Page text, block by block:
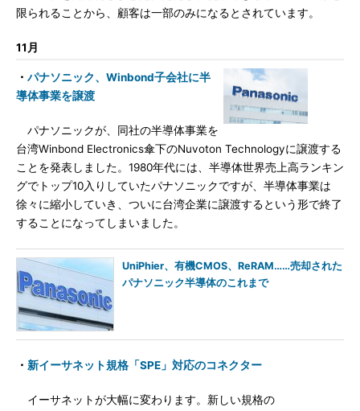
限られることから、顧客は一部のみになるとされています。
11月
・ パナソニック、Winbond子会社に半
導体事業を譲渡
パナソニックが、同社の半導体事業を
台湾Winbond Electronics傘下のNuvoton Technologyに譲渡する
ことを発表しました。1980年代には、半導体世界売上高ランキン
グでトップ10入りしていたパナソニックですが、半導体事業は
徐々に縮小していき、ついに台湾企業に譲渡するという形で終了
することになってしまいました。
UniPhier、有機CMOS、ReRAM……売却された
パナソニック半導体のこれまで
・ 新イーサネット規格「SPE」対応のコネクター
イーサネットが大幅に変わります。新しい規格の